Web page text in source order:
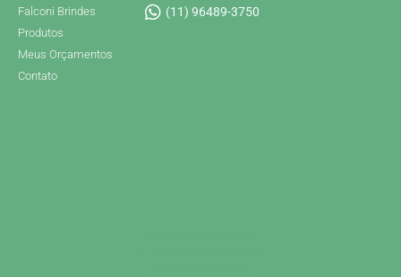
Falconi Brindes
Produtos
Meus Orçamentos
Contato
(11) 96489-3750